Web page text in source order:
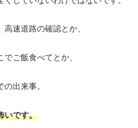
速道路の確認とか、
ご飯食べてとか、
出来事。
いです。